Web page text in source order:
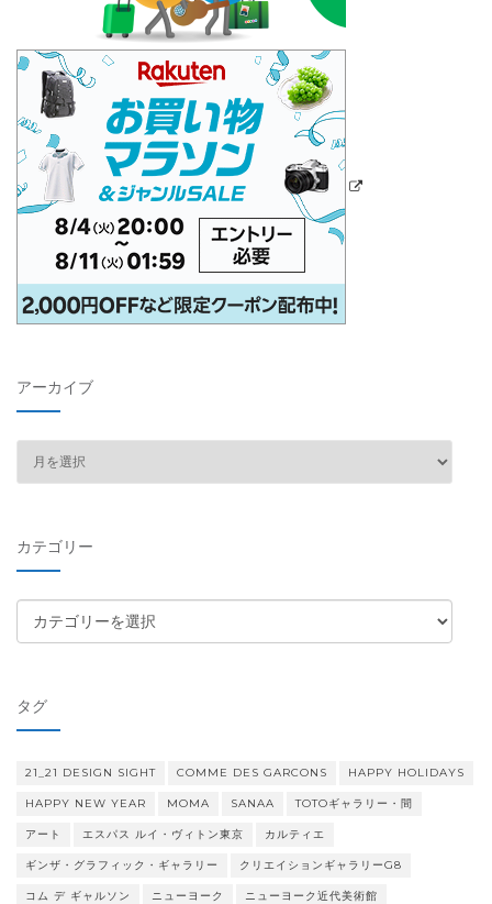
アーカイブ
ブ
カテゴリー
テ
ー
タグ
21_21 DESIGN SIGHT COMME DES GARCONS HAPPY HOLIDAYS
HAPPY NEW YEAR MOMA SANAA TOTOギャラリー・間
アート エスパス ルイ・ヴィトン東京 カルティエ
ギンザ・グラフィック・ギャラリー クリエイションギャラリーG8
コム デ ギャルソン ニューヨーク ニューヨーク近代美術館